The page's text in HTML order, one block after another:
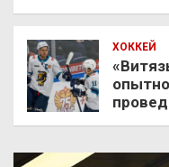
ХОККЕЙ